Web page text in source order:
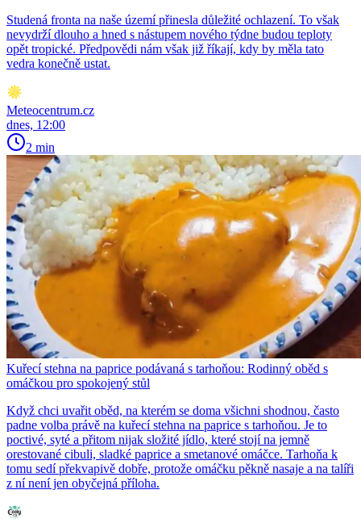
Studená fronta na naše území přinesla důležité ochlazení. To však
nevydrží dlouho a hned s nástupem nového týdne budou teploty
opět tropické. Předpovědi nám však již říkají, kdy by měla tato
vedra konečně ustat.
Meteocentrum.cz
dnes, 12:00
2 min
Kuřecí stehna na paprice podávaná s tarhoňou: Rodinný oběd s
omáčkou pro spokojený stůl
Když chci uvařit oběd, na kterém se doma všichni shodnou, často
padne volba právě na kuřecí stehna na paprice s tarhoňou. Je to
poctivé, syté a přitom nijak složité jídlo, které stojí na jemně
orestované cibuli, sladké paprice a smetanové omáčce. Tarhoňa k
tomu sedí překvapivě dobře, protože omáčku pěkně nasaje a na talíři
z ní není jen obyčejná příloha.